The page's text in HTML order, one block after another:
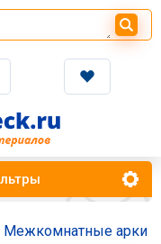
Межкомнатные арки